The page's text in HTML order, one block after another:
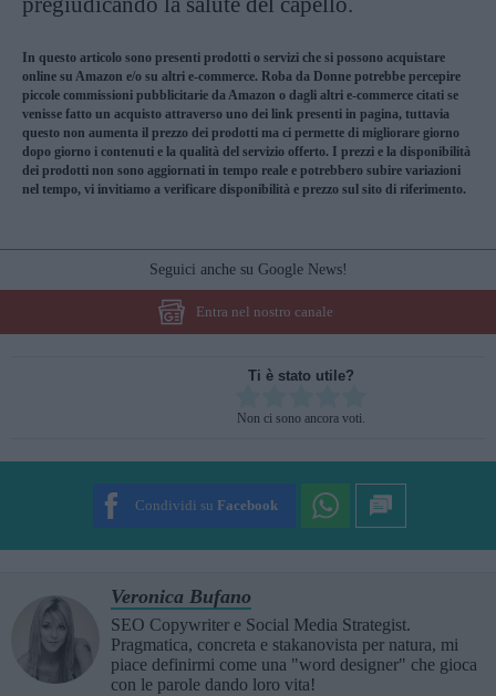
In questo articolo sono presenti prodotti o servizi che si possono acquistare
online su Amazon e/o su altri e-commerce. Roba da Donne potrebbe percepire
piccole commissioni pubblicitarie da Amazon o dagli altri e-commerce citati se
venisse fatto un acquisto attraverso uno dei link presenti in pagina, tuttavia
questo non aumenta il prezzo dei prodotti ma ci permette di migliorare giorno
dopo giorno i contenuti e la qualità del servizio offerto. I prezzi e la disponibilità
dei prodotti non sono aggiornati in tempo reale e potrebbero subire variazioni
nel tempo, vi invitiamo a verificare disponibilità e prezzo sul sito di riferimento.
Seguici anche su Google News!
Entra nel nostro canale
Ti è stato utile?
Non ci sono ancora voti.
Condividi su Facebook
Veronica Bufano
SEO Copywriter e Social Media Strategist.
Pragmatica, concreta e stakanovista per natura, mi
piace definirmi come una "word designer" che gioca
con le parole dando loro vita!